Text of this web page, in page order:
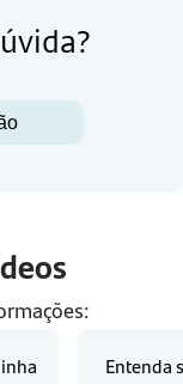
Entenda